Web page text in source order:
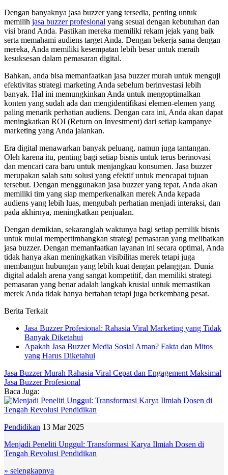
Dengan banyaknya jasa buzzer yang tersedia, penting untuk
memilih jasa buzzer profesional yang sesuai dengan kebutuhan dan
visi brand Anda. Pastikan mereka memiliki rekam jejak yang baik
serta memahami audiens target Anda. Dengan bekerja sama dengan
mereka, Anda memiliki kesempatan lebih besar untuk meraih
kesuksesan dalam pemasaran digital.
Bahkan, anda bisa memanfaatkan jasa buzzer murah untuk menguji
efektivitas strategi marketing Anda sebelum berinvestasi lebih
banyak. Hal ini memungkinkan Anda untuk mengoptimalkan
konten yang sudah ada dan mengidentifikasi elemen-elemen yang
paling menarik perhatian audiens. Dengan cara ini, Anda akan dapat
meningkatkan ROI (Return on Investment) dari setiap kampanye
marketing yang Anda jalankan.
Era digital menawarkan banyak peluang, namun juga tantangan.
Oleh karena itu, penting bagi setiap bisnis untuk terus berinovasi
dan mencari cara baru untuk menjangkau konsumen. Jasa buzzer
merupakan salah satu solusi yang efektif untuk mencapai tujuan
tersebut. Dengan menggunakan jasa buzzer yang tepat, Anda akan
memiliki tim yang siap memperkenalkan merek Anda kepada
audiens yang lebih luas, mengubah perhatian menjadi interaksi, dan
pada akhirnya, meningkatkan penjualan.
Dengan demikian, sekaranglah waktunya bagi setiap pemilik bisnis
untuk mulai mempertimbangkan strategi pemasaran yang melibatkan
jasa buzzer. Dengan memanfaatkan layanan ini secara optimal, Anda
tidak hanya akan meningkatkan visibilitas merek tetapi juga
membangun hubungan yang lebih kuat dengan pelanggan. Dunia
digital adalah arena yang sangat kompetitif, dan memiliki strategi
pemasaran yang benar adalah langkah krusial untuk memastikan
merek Anda tidak hanya bertahan tetapi juga berkembang pesat.
Berita Terkait
Jasa Buzzer Profesional: Rahasia Viral Marketing yang Tidak
Banyak Diketahui
Apakah Jasa Buzzer Media Sosial Aman? Fakta dan Mitos
yang Harus Diketahui
Jasa Buzzer Murah Rahasia Viral Cepat dan Engagement Maksimal
Jasa Buzzer Profesional
Baca Juga:
Pendidikan 13 Mar 2025
Menjadi Peneliti Unggul: Transformasi Karya Ilmiah Dosen di
Tengah Revolusi Pendidikan
» selengkapnya